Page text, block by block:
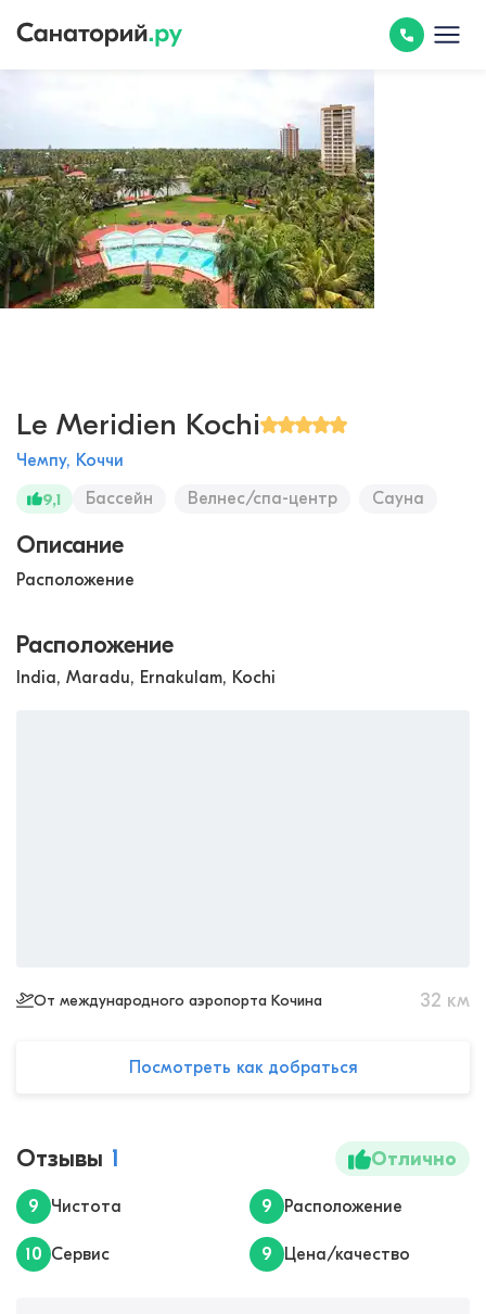
Le Meridien Kochi
Чемпу, Коччи
9,1
Бассейн Велнес/спа-центр Сауна
Описание
Расположение
Расположение
India, Maradu, Ernakulam, Kochi
От международного аэропорта Кочина 32 км
Посмотреть как добраться
Отзывы 1 Отлично
9 Чистота 9 Расположение
10 Сервис 9 Цена/качество